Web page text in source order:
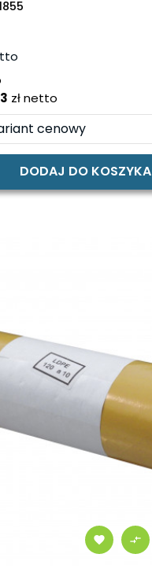
zł netto
DODAJ DO KOSZYKA